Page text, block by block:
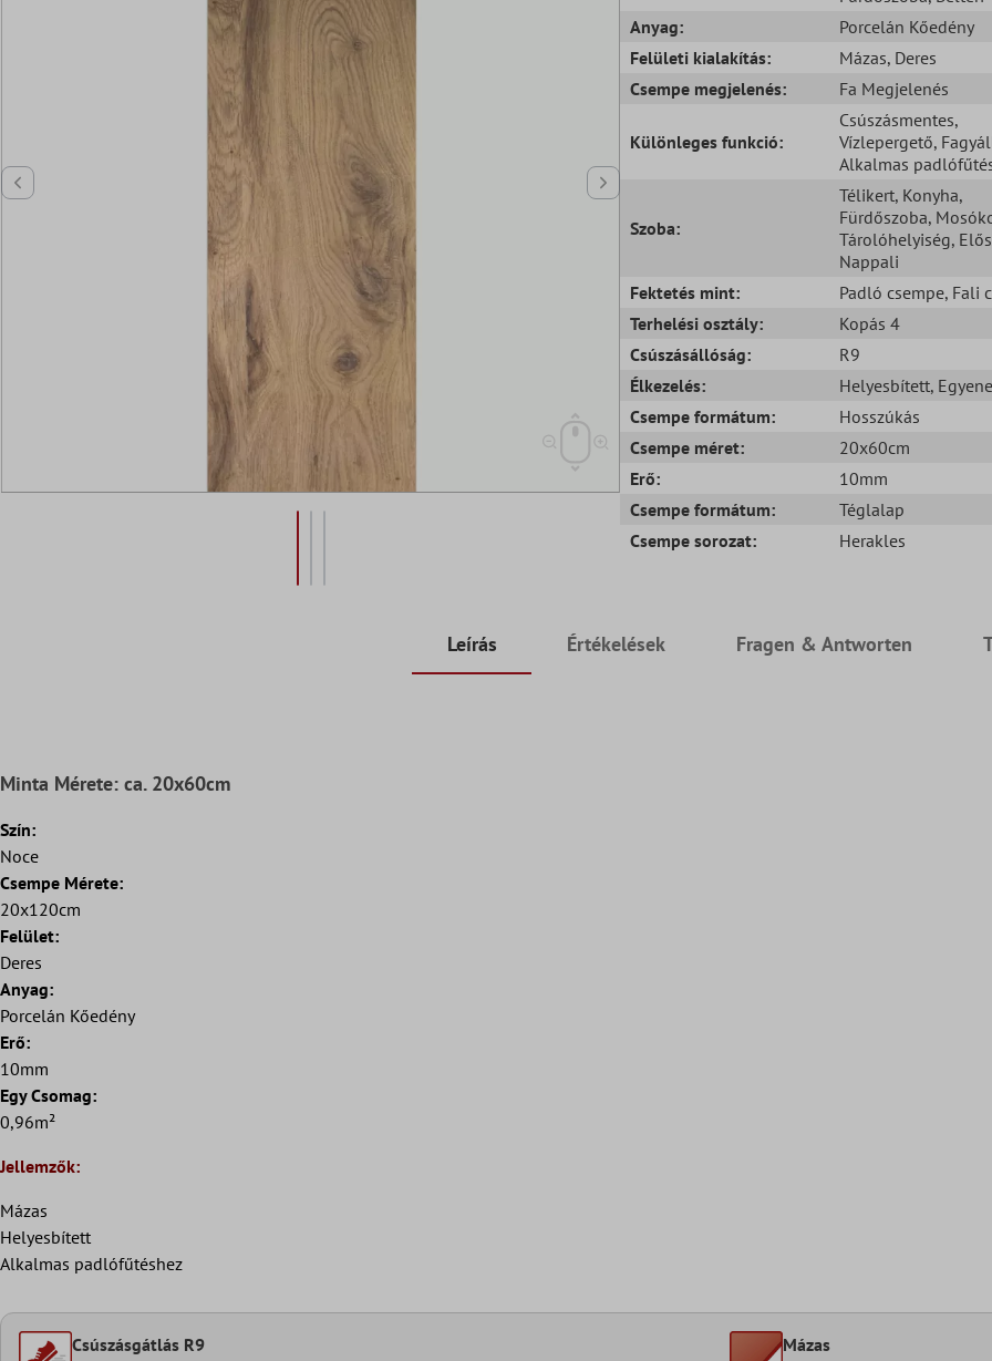
Anyag:
Porcelán Kőedény
Felületi kialakítás:
Mázas, Deres
Csempe megjelenés:
Fa Megjelenés
Különleges funkció:
Csúszásmentes,
Vízlepergető,
Alkalmas
Szoba:
Télikert, Konyha,
Fürdőszoba,
Tárolóhelyiség,
Nappali
Fektetés mint:
Padló csempe, Fali
Terhelési osztály:
Kopás 4
Csúszásállóság:
R9
Élkezelés:
Helyesbített,
Csempe formátum:
Hosszúkás
Csempe méret:
20x60cm
Erő:
10mm
Csempe formátum:
Téglalap
Csempe sorozat:
Herakles
Leírás Értékelések Fragen & Antworten
Minta Mérete: ca. 20x60cm
Szín:
Noce
Csempe Mérete:
20x120cm
Felület:
Deres
Anyag:
Porcelán Kőedény
Erő:
10mm
Egy Csomag:
0,96m²
Jellemzők:
Mázas
Helyesbített
Alkalmas padlófűtéshez
Csúszásgátlás R9 Mázas